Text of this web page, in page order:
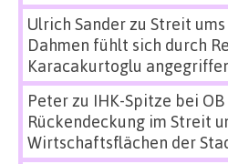
Ulrich Sanderzu Streit
Dahmen fühlt sich durch
Karacakurtoglu
Peterzu IHK-Spitze bei
Rückendeckung im Streit
Wirtschaftsflächen der